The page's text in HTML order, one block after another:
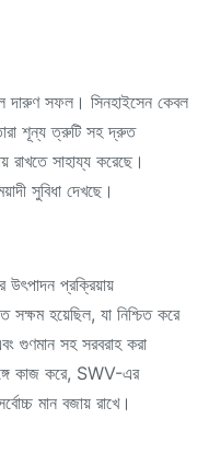
দারুণ সফল। সিনহাইসেন কেবল
শূন্য ত্রুটি সহ দ্রুত
রাখতে সাহায্য করেছে।
সুবিধা দেখছে।
প্রক্রিয়ায়
হয়েছিল, যা নিশ্চিত করে
গুণমান সহ সরবরাহ করা
কাজ করে, SWV-এর
মান বজায় রাখে।